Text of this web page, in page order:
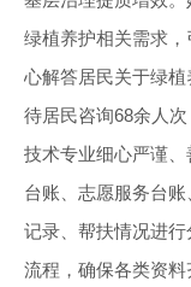
绿植养护相关需求
心解答居民关于绿
待居民咨询68余人
技术专业细心严谨
台账、志愿服务台
记录、帮扶情况进
流程，确保各类资